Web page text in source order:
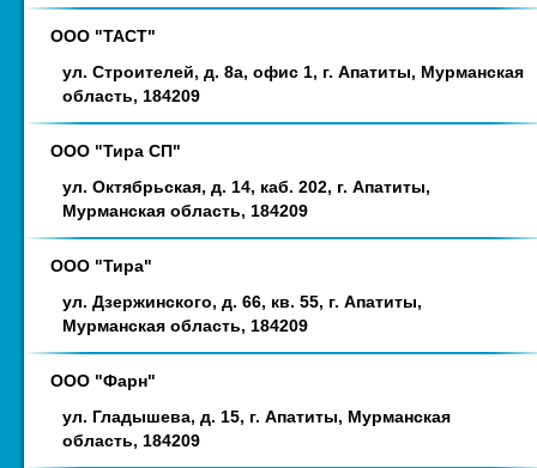
ООО "ТАСТ"
ул. Строителей, д. 8а, офис 1, г. Апатиты, Мурманская
область, 184209
ООО "Тира СП"
ул. Октябрьская, д. 14, каб. 202, г. Апатиты,
Мурманская область, 184209
ООО "Тира"
ул. Дзержинского, д. 66, кв. 55, г. Апатиты,
Мурманская область, 184209
ООО "Фарн"
ул. Гладышева, д. 15, г. Апатиты, Мурманская
область, 184209